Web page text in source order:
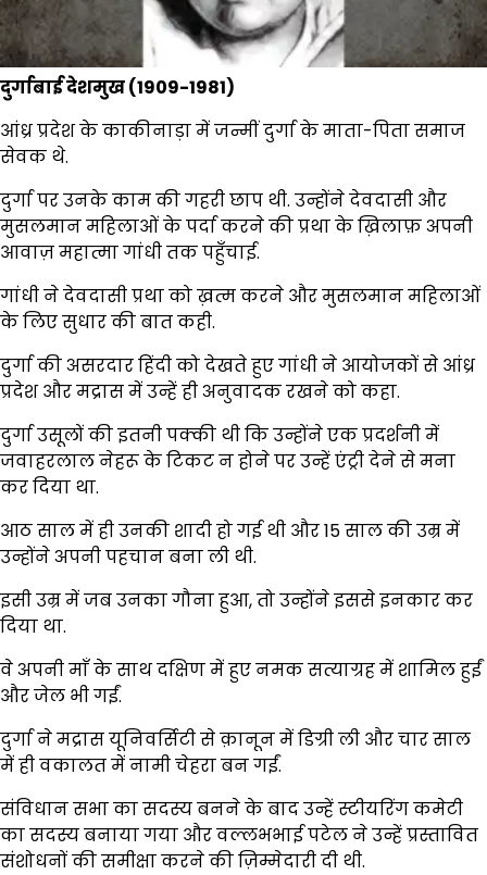
दुर्गाबाई देशमुख (1909-1981)
आंध्र प्रदेश के काकीनाड़ा में जन्मीं दुर्गा के माता-पिता समाज
सेवक थे.
दुर्गा पर उनके काम की गहरी छाप थी. उन्होंने देवदासी और
मुसलमान महिलाओं के पर्दा करने की प्रथा के ख़िलाफ़ अपनी
आवाज़ महात्मा गांधी तक पहुँचाई.
गांधी ने देवदासी प्रथा को ख़त्म करने और मुसलमान महिलाओं
के लिए सुधार की बात कही.
दुर्गा की असरदार हिंदी को देखते हुए गांधी ने आयोजकों से आंध्र
प्रदेश और मद्रास में उन्हें ही अनुवादक रखने को कहा.
दुर्गा उसूलों की इतनी पक्की थी कि उन्होंने एक प्रदर्शनी में
जवाहरलाल नेहरू के टिकट न होने पर उन्हें एंट्री देने से मना
कर दिया था.
आठ साल में ही उनकी शादी हो गई थी और 15 साल की उम्र में
उन्होंने अपनी पहचान बना ली थी.
इसी उम्र में जब उनका गौना हुआ, तो उन्होंने इससे इनकार कर
दिया था.
वे अपनी माँ के साथ दक्षिण में हुए नमक सत्याग्रह में शामिल हुईं
और जेल भी गईं.
दुर्गा ने मद्रास यूनिवर्सिटी से क़ानून में डिग्री ली और चार साल
में ही वकालत में नामी चेहरा बन गईं.
संविधान सभा का सदस्य बनने के बाद उन्हें स्टीयरिंग कमेटी
का सदस्य बनाया गया और वल्लभभाई पटेल ने उन्हें प्रस्तावित
संशोधनों की समीक्षा करने की ज़िम्मेदारी दी थी.